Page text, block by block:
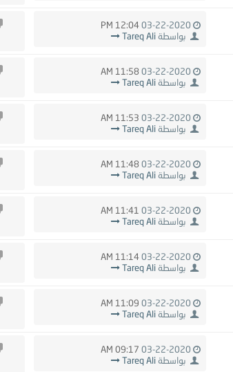
12:04 PM
بواسطةTareq Ali
11:58 AM
بواسطةTareq Ali
11:53 AM
بواسطةTareq Ali
11:48 AM
بواسطةTareq Ali
11:41 AM
بواسطةTareq Ali
11:14 AM
بواسطةTareq Ali
11:09 AM
بواسطةTareq Ali
09:17 AM
بواسطةTareq Ali